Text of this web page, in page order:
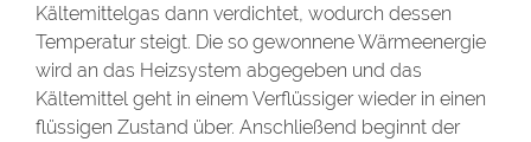
Kältemittelgas dann verdichtet, wodurch dessen
Temperatur steigt. Die so gewonnene Wärmeenergie
wird an das Heizsystem abgegeben und das
Kältemittel geht in einem Verflüssiger wieder in einen
flüssigen Zustand über. Anschließend beginnt der